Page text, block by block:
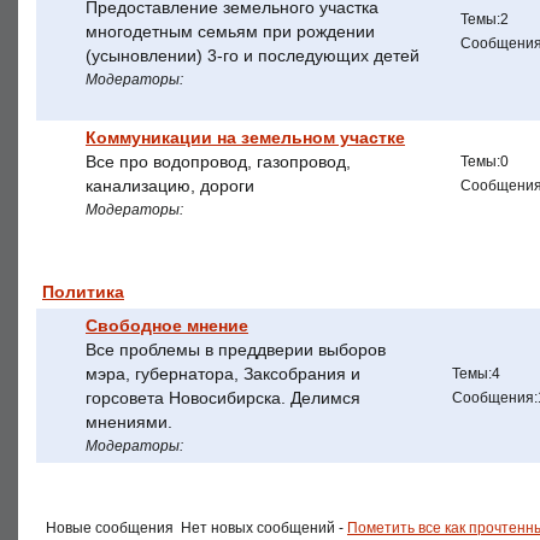
Предоставление земельного участка
многодетным семьям при рождении
(усыновлении) 3-го и последующих детей
Модераторы:
Темы:2
Коммуникации на земельном участке
Все про водопровод, газопровод,
канализацию, дороги
Модераторы:
Темы:0
Политика
Свободное мнение
Все проблемы в преддверии выборов
мэра, губернатора, Заксобрания и
горсовета Новосибирска. Делимся
мнениями.
Модераторы:
Темы:4
Новые сообщения Нет новых сообщений - Пометить все как